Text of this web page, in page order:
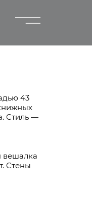
×
43
Стиль —
вешалка
Стены